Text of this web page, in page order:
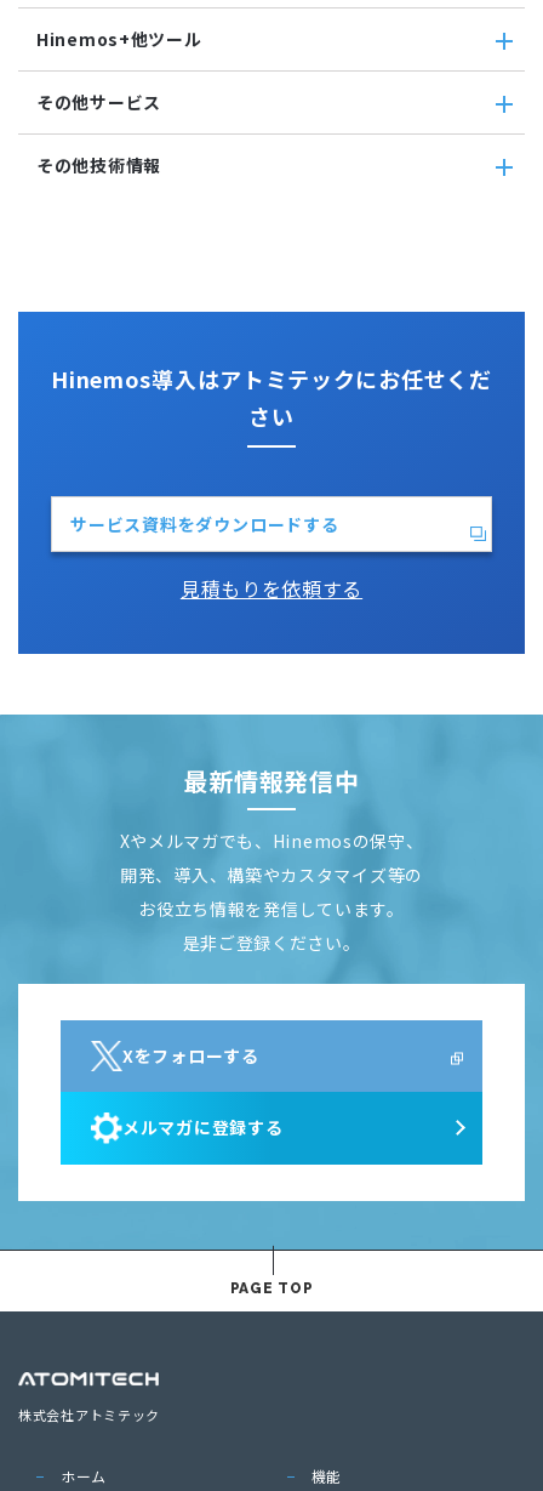
Hinemosエージェント監視
Windowsイベント監視
サービス・ポート監視
リソース監視
プロセス監視
メンテナンス
通知
アカウント
カレンダ
Hinemosエージェント
Hinemosクライアント
Hinemosマネージャ
Hinemos+他ツール
google apps
teams
slack
その他サービス
CloudGate UNO
その他技術情報
Hinemos導入はアトミテックにお任せくだ
さい
サービス資料をダウンロードする
見積もりを依頼する
最新情報発信中
Xやメルマガでも、Hinemosの保守、
開発、導入、構築やカスタマイズ等の
お役立ち情報を発信しています。
是非ご登録ください。
Xをフォローする
メルマガに登録する
PAGE TOP
株式会社アトミテック
ホーム 機能